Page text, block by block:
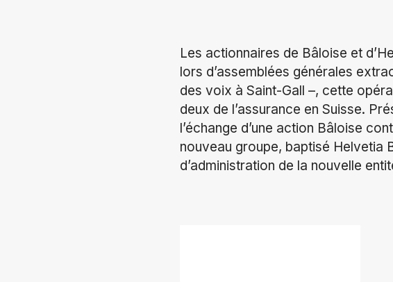
Les actionnaires de Bâloise et
lors d’assemblées générales
des voix à Saint-Gall –, cette
deux de l’assurance en Suisse.
l’échange d’une action Bâloise
nouveau groupe, baptisé Helvetia
d’administration de la nouvelle